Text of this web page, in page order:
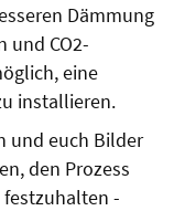
Dämmung
und CO2-
eine
installieren.
und euch Bilder
den Prozess
-